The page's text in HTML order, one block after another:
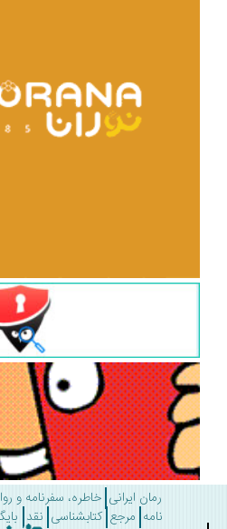
رمان ایرانی خاطره، سفرنامه و روایت
مرجع کتابشناسی نقد بایگانی